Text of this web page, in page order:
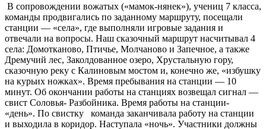
В сопровождении вожатых («мамок-нянек»), учениц 7 класса,
команды продвигались по заданному маршруту, посещали
станции — «села», где выполняли игровые задания и
отвечали на вопросы. Наш сказочный маршрут насчитывал 4
села: Домотканово, Птичье, Молчаново и Запечное, а также
Дремучий лес, Заколдованное озеро, Хрустальную гору,
сказочную реку с Калиновым мостом и, конечно же, «избушку
на курьих ножках». Время пребывания на станции — 10
минут. Об окончании работы на станциях возвещал сигнал —
свист Соловья- Разбойника. Время работы на станции-
«день». По свистку команда заканчивала работу на станции
и выходила в коридор. Наступала «ночь». Участники должны